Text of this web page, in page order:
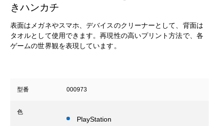
きハンカチ
表面はメガネやスマホ、デバイスのクリーナーとして、背面は
タオルとして使用できます。再現性の高いプリント方法で、各
ゲームの世界観を表現しています。
型番 000973
色
PlayStation